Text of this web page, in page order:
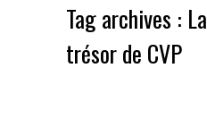
Tag archives :
trésor de CVP